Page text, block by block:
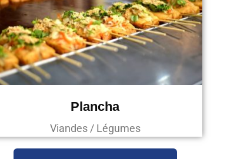
Plancha
Viandes / Légumes